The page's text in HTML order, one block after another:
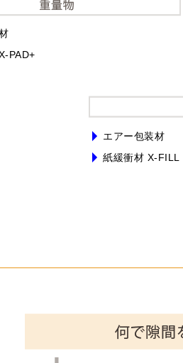
PAD+
エアー包装材
紙緩衝材 X-FILL